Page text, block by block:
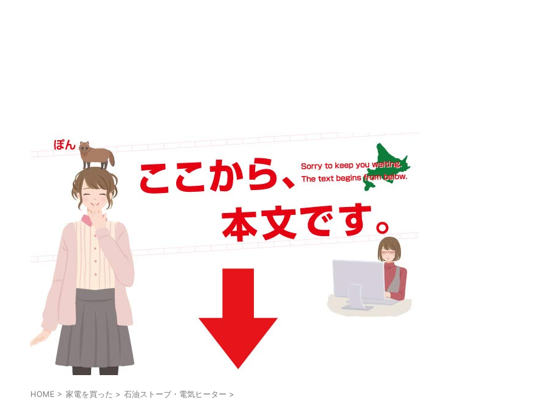
HOME > 家電を買った > 石油ストーブ・電気ヒーター >